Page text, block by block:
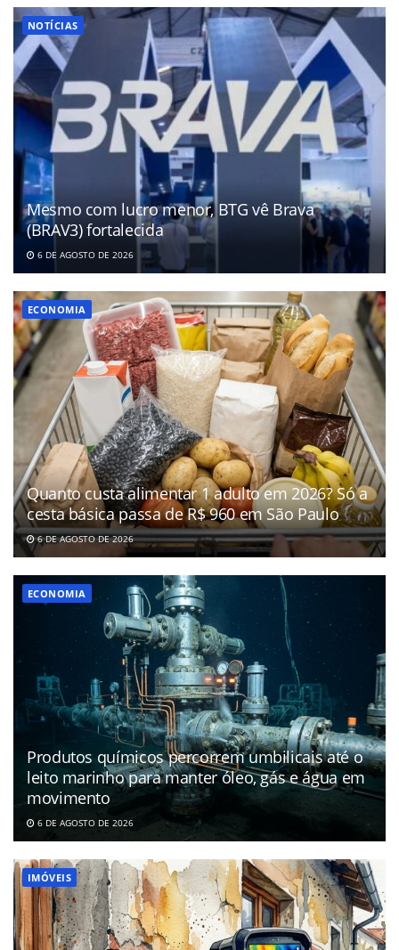
NOTÍCIAS
Mesmo com lucro menor, BTG vê Brava
(BRAV3) fortalecida
6 DE AGOSTO DE 2026
ECONOMIA
Quanto custa alimentar 1 adulto em 2026? Só a
cesta básica passa de R$ 960 em São Paulo
6 DE AGOSTO DE 2026
ECONOMIA
Produtos químicos percorrem umbilicais até o
leito marinho para manter óleo, gás e água em
movimento
6 DE AGOSTO DE 2026
IMÓVEIS